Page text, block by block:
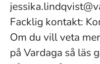
Facklig kontakt:
Om du vill veta
på Vardaga så läs